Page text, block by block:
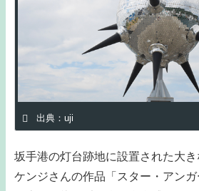
出典：uji
坂手港の灯台跡地に設置された大
ケンジさんの作品「スター・アン